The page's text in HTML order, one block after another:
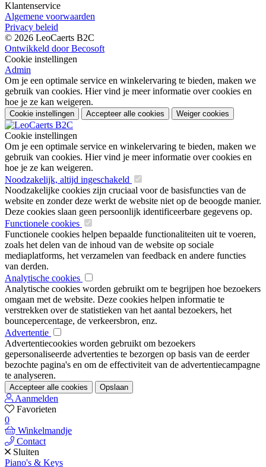
Klantenservice
Algemene voorwaarden
Privacy beleid
© 2026 LeoCaerts B2C
Ontwikkeld door Becosoft
Cookie instellingen
Admin
Om je een optimale service en winkelervaring te bieden, maken we
gebruik van cookies. Hier vind je meer informatie over cookies en
hoe je ze kan weigeren.
Cookie instellingen Accepteer alle cookies Weiger cookies
Cookie instellingen
Om je een optimale service en winkelervaring te bieden, maken we
gebruik van cookies. Hier vind je meer informatie over cookies en
hoe je ze kan weigeren.
Noodzakelijk, altijd ingeschakeld
Noodzakelijke cookies zijn cruciaal voor de basisfuncties van de
website en zonder deze werkt de website niet op de beoogde manier.
Deze cookies slaan geen persoonlijk identificeerbare gegevens op.
Functionele cookies
Functionele cookies helpen bepaalde functionaliteiten uit te voeren,
zoals het delen van de inhoud van de website op sociale
mediaplatforms, het verzamelen van feedback en andere functies
van derden.
Analytische cookies
Analytische cookies worden gebruikt om te begrijpen hoe bezoekers
omgaan met de website. Deze cookies helpen informatie te
verstrekken over de statistieken van het aantal bezoekers, het
bouncepercentage, de verkeersbron, enz.
Advertentie
Advertentiecookies worden gebruikt om bezoekers
gepersonaliseerde advertenties te bezorgen op basis van de eerder
bezochte pagina's en om de effectiviteit van de advertentiecampagne
te analyseren.
Accepteer alle cookies Opslaan
Aanmelden
Favorieten
0
Winkelmandje
Contact
Sluiten
Piano's & Keys